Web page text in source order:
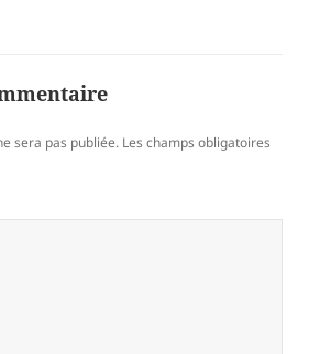
sera pas publiée. Les champs obligatoires